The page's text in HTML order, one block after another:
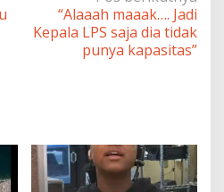
“Alaaah maaak…. Jadi
Kepala LPS saja dia tidak
punya kapasitas”